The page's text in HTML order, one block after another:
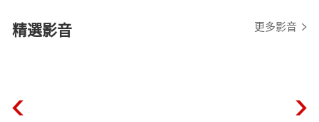
精選影音 更多影音